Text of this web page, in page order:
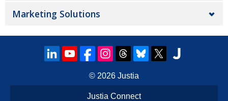
Marketing Solutions
© 2026 Justia
Justia Connect